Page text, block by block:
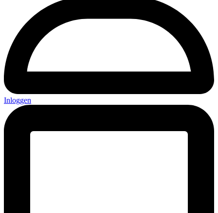
Inloggen